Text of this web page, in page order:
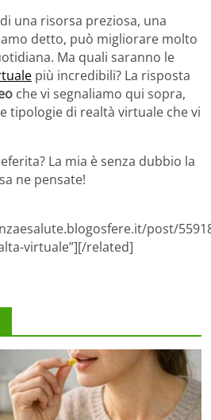
una risorsa preziosa, una
detto, può migliorare molto
Ma quali saranno le
più incredibili? La risposta
che vi segnaliamo qui sopra,
tipologie di realtà virtuale che vi
La mia è senza dubbio la
ne pensate!
post/
virtuale”][/related]